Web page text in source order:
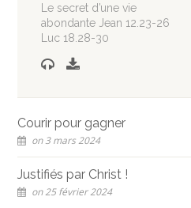
Le secret d’une vie
abondante Jean 12.23-26
Luc 18.28-30
Courir pour gagner
on 3 mars 2024
Justifiés par Christ !
on 25 février 2024